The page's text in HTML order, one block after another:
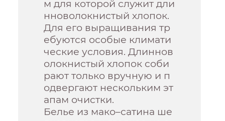
м для которой служит дли
нноволокнистый хлопок.
Для его выращивания тр
ебуются особые климати
ческие условия. Длиннов
олокнистый хлопок соби
рают только вручную и п
одвергают нескольким эт
апам очистки.
Белье из мако–сатина ше